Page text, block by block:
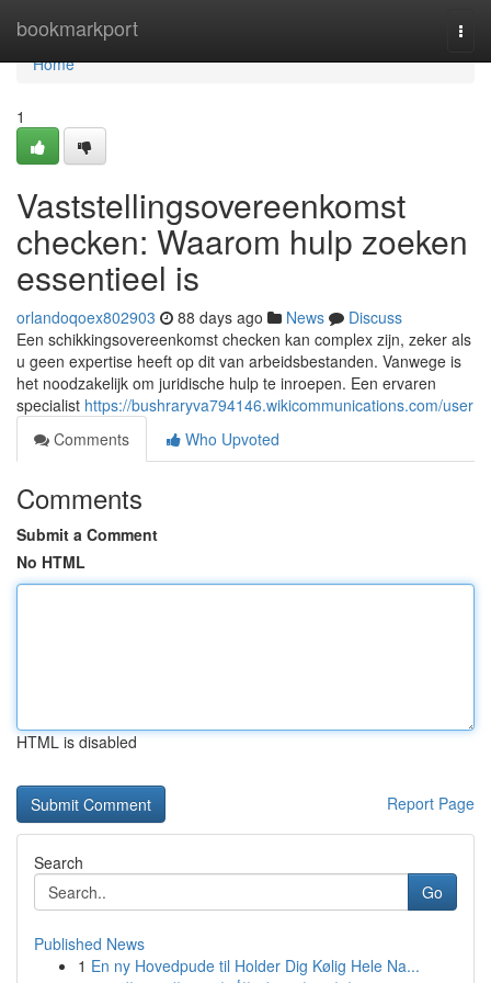
bookmarkport
Home
Home
1
Vaststellingsovereenkomst
checken: Waarom hulp zoeken
essentieel is
orlandoqoex802903 88 days ago News
Discuss
Een schikkingsovereenkomst checken kan complex zijn, zeker als
u geen expertise heeft op dit van arbeidsbestanden. Vanwege is
het noodzakelijk om juridische hulp te inroepen. Een ervaren
specialist https://bushraryva794146.wikicommunications.com/user
Comments
Who Upvoted
Comments
Submit a Comment
No HTML
HTML is disabled
Report Page
Search
Go
Published News
1 En ny Hovedpude til Holder Dig Kølig Hele Na...